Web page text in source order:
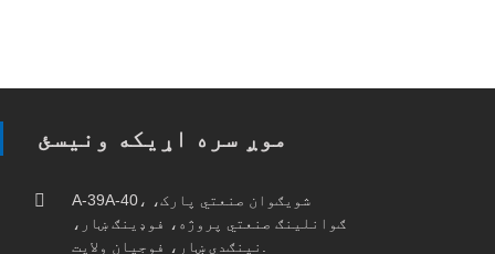
موږ سره اړیکه ونیسئ
A-39A-40، شویګوان صنعتي پارک،
ګوانلینګ صنعتي پروژه، فوډینګ ښار،